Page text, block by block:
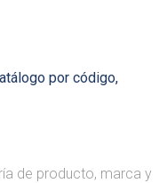
por código,
de producto, marca y